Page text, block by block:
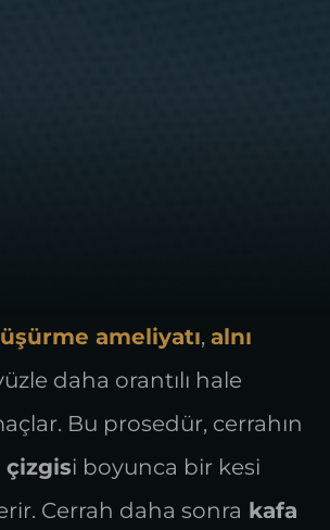
ameliyatı, alnı
daha orantılı hale
Bu prosedür, cerrahın
çizgisi boyunca bir kesi
Cerrah daha sonra kafa